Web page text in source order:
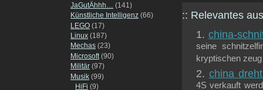
JaGutÄhhh… (141)
Künstliche Intelligenz (66)
LEGO (17)
Linux (187)
Mechas (23)
Microsoft(90)
Militär (97)
Musik (99)
HiFi (9)
:: Relevantes
china-
seine
kryptischen
china
4S verkauft